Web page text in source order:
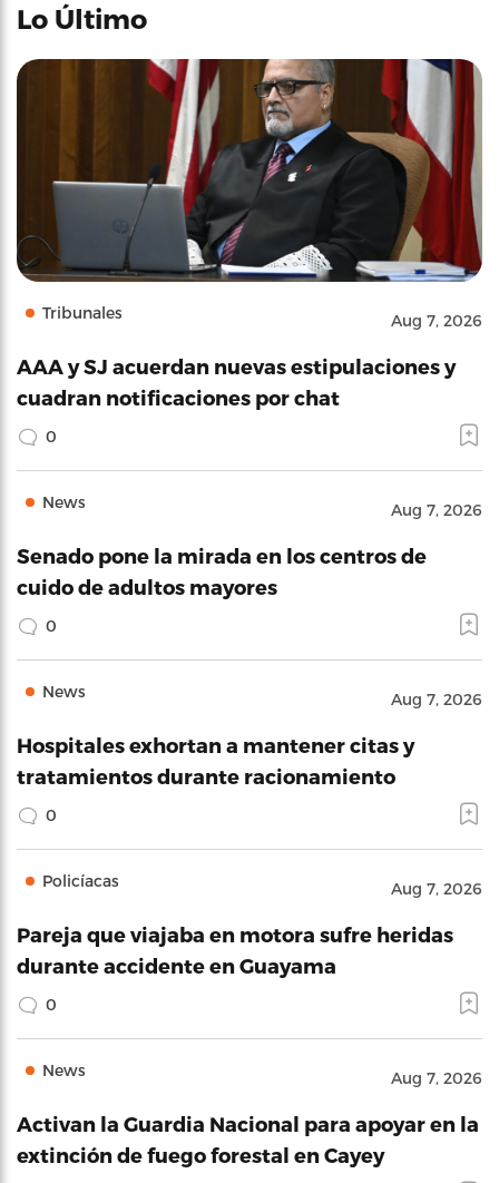
Lo Último
Tribunales Aug 7, 2026
AAA y SJ acuerdan nuevas estipulaciones y
cuadran notificaciones por chat
0
News Aug 7, 2026
Senado pone la mirada en los centros de
cuido de adultos mayores
0
News Aug 7, 2026
Hospitales exhortan a mantener citas y
tratamientos durante racionamiento
0
Policíacas Aug 7, 2026
Pareja que viajaba en motora sufre heridas
durante accidente en Guayama
0
News Aug 7, 2026
Activan la Guardia Nacional para apoyar en la
extinción de fuego forestal en Cayey